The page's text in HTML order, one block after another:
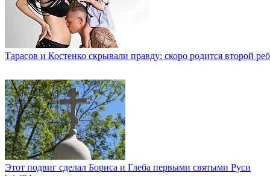
Тарасов и Костенко скрывали правду: скоро родится второй
Этот подвиг сделал Бориса и Глеба первыми святыми Руси